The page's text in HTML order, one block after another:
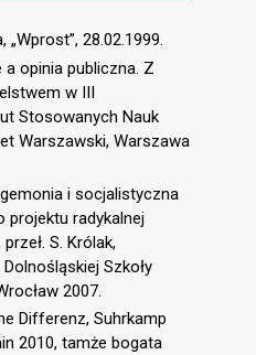
28.02.1999.
a opinia publiczna. Z
w III
Stosowanych Nauk
Warszawski, Warszawa
i socjalistyczna
projektu radykalnej
S. Królak,
Szkoły
2007.
Differenz, Suhrkamp
2010, tamże bogata